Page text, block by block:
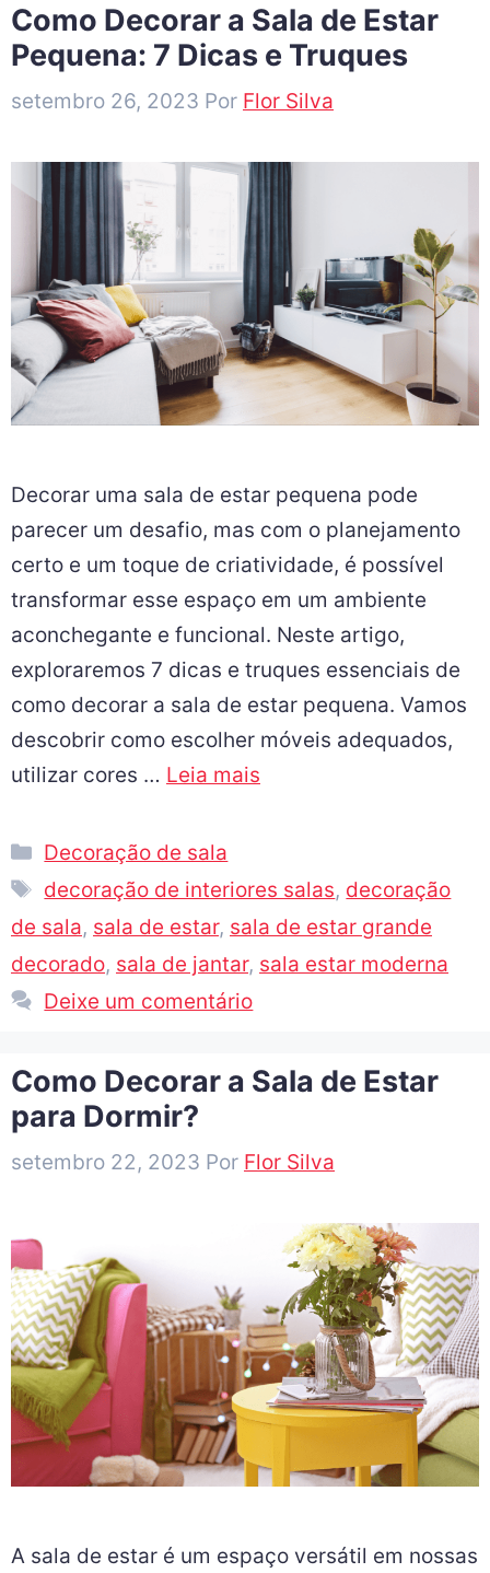
Como Decorar a Sala de Estar
Pequena: 7 Dicas e Truques
setembro 26, 2023 Por Flor Silva
Decorar uma sala de estar pequena pode
parecer um desafio, mas com o planejamento
certo e um toque de criatividade, é possível
transformar esse espaço em um ambiente
aconchegante e funcional. Neste artigo,
exploraremos 7 dicas e truques essenciais de
como decorar a sala de estar pequena. Vamos
descobrir como escolher móveis adequados,
utilizar cores … Leia mais
Decoração de sala
decoração de interiores salas, decoração
de sala, sala de estar, sala de estar grande
decorado, sala de jantar, sala estar moderna
Deixe um comentário
Como Decorar a Sala de Estar
para Dormir?
setembro 22, 2023 Por Flor Silva
A sala de estar é um espaço versátil em nossas